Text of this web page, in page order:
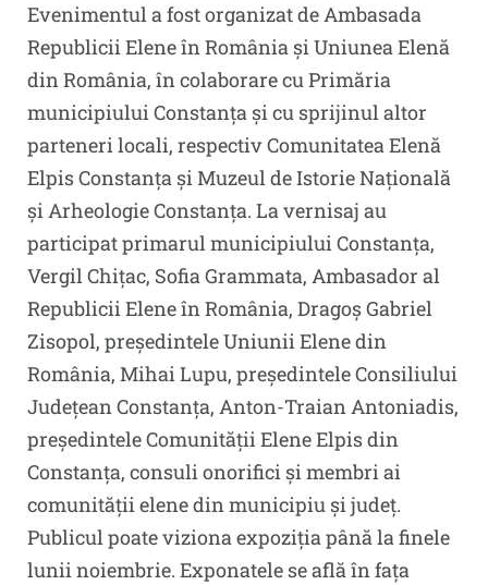
Evenimentul a fost organizat de Ambasada
Republicii Elene în România și Uniunea Elenă
din România, în colaborare cu Primăria
municipiului Constanța și cu sprijinul altor
parteneri locali, respectiv Comunitatea Elenă
Elpis Constanța și Muzeul de Istorie Națională
și Arheologie Constanța. La vernisaj au
participat primarul municipiului Constanța,
Vergil Chițac, Sofia Grammata, Ambasador al
Republicii Elene în România, Dragoş Gabriel
Zisopol, preşedintele Uniunii Elene din
România, Mihai Lupu, președintele Consiliului
Județean Constanța, Anton-Traian Antoniadis,
președintele Comunității Elene Elpis din
Constanța, consuli onorifici și membri ai
comunității elene din municipiu și județ.
Publicul poate viziona expoziția până la finele
lunii noiembrie. Exponatele se află în fața